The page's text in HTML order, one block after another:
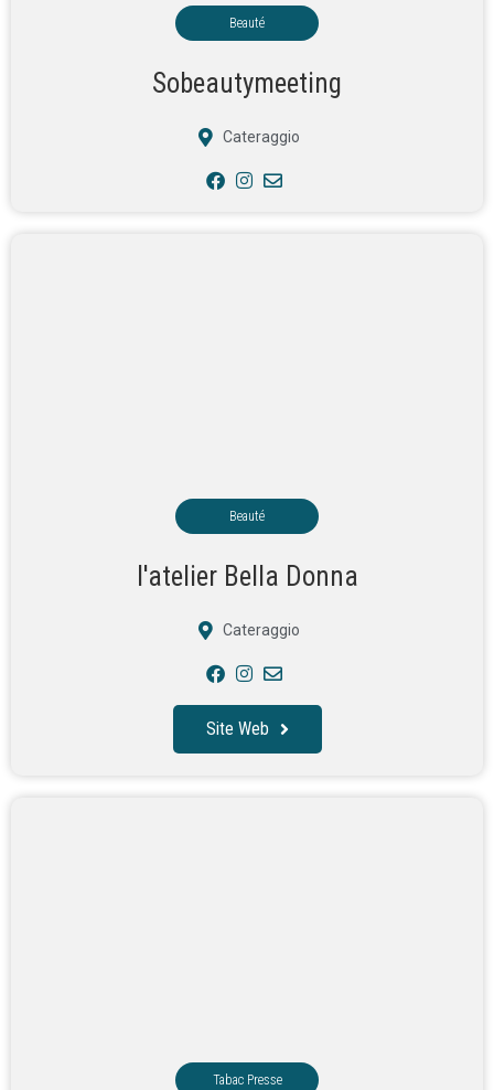
Beauté
Sobeautymeeting
Cateraggio
Beauté
l'atelier Bella Donna
Cateraggio
Site Web
Tabac Presse